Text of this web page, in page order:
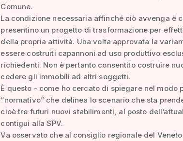
Comune.
La condizione necessaria affinché ciò avvenga è
presentino un progetto di trasformazione per
della propria attività. Una volta approvata la
essere costruiti capannoni ad uso produttivo
richiedenti. Non è pertanto consentito costruire
cedere gli immobili ad altri soggetti.
È questo - come ho cercato di spiegare nel modo
“normativo” che delinea lo scenario che sta
cioè tre futuri nuovi stabilimenti, al posto
contigui alla SPV.
Va osservato che al consiglio regionale del